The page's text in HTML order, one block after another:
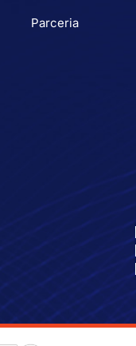
Parceria